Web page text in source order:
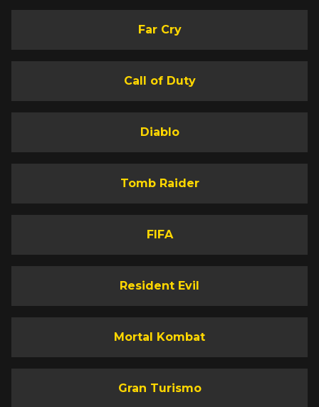
Far Cry
Call of Duty
Diablo
Tomb Raider
FIFA
Resident Evil
Mortal Kombat
Gran Turismo